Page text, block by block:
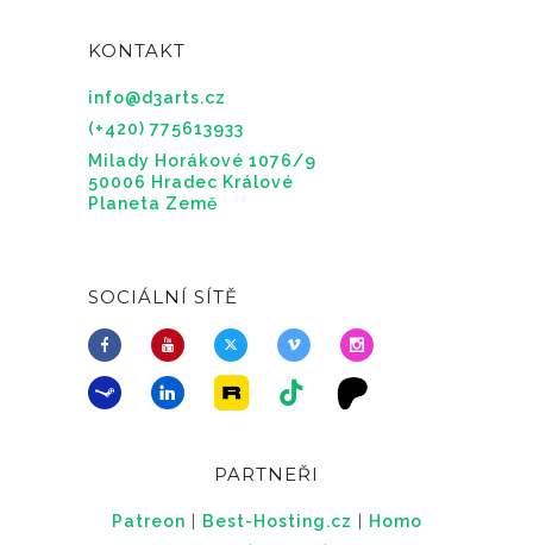
KONTAKT
info@d3arts.cz
(+420) 775613933
Milady Horákové 1076/9
50006 Hradec Králové
Planeta Země
SOCIÁLNÍ SÍTĚ
PARTNEŘI
Patreon Best-Hosting.cz
Homo